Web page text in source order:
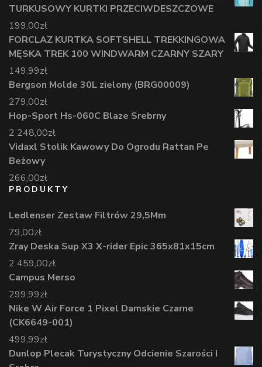
TURKUSOWY KURTKI PRZECIWDESZCZOWE
199,00zł
FORCLAZ KURTKA SOFTSHELL TREKKINGOWA
MĘSKA TREK 100 WINDWARM CZARNY SZARY
149,99zł
Bergson Molde 30L zielony (BRG00009)
279,00zł
Hop-Sport Hs-060C Blaze Srebrny
2 248,00zł
Vidaxl Stolik Kawowy Do Ogrodu Rattan Pe
Beżowy
266,00zł
PRODUKTY
Ledlenser Zestaw Filtrów 29,5Mm
79,00zł
Zray Deska Sup X3 X-rider Epic 365x81x15cm
2 459,00zł
Campus Merso
299,99zł
Nike W Air Force 1 Pixel Damskie Czarne
(CK6649-001)
499,99zł
Dunlop Plecak Turystyczny Odcienie Szarości I